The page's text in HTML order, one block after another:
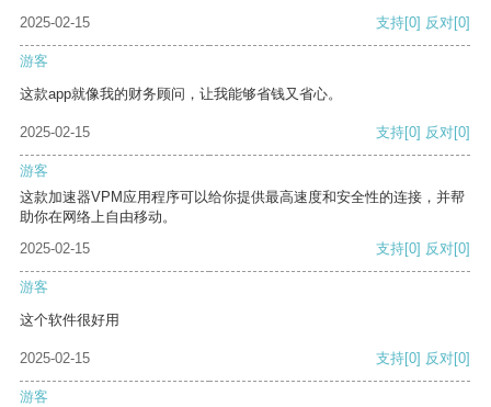
2025-02-15 支持[0] 反对[0]
游客
这款app就像我的财务顾问，让我能够省钱又省心。
2025-02-15 支持[0] 反对[0]
游客
这款加速器VPM应用程序可以给你提供最高速度和安全性的连接，并帮
助你在网络上自由移动。
2025-02-15
支持[0] 反对[0]
游客
这个软件很好用
2025-02-15 支持[0] 反对[0]
游客